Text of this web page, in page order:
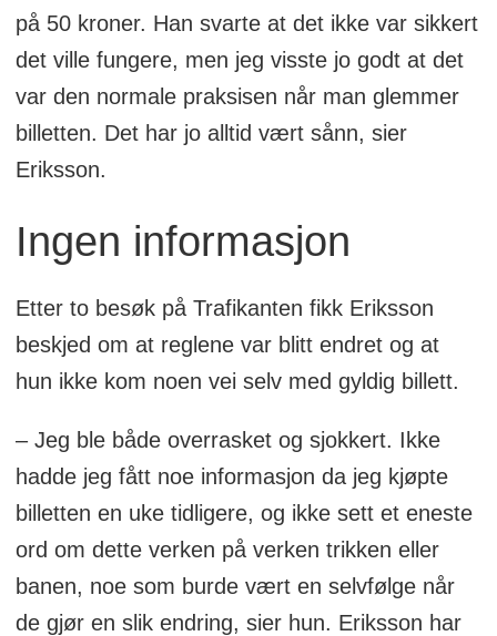
endringer som trer i kraft på billetter
kjøpt etter 1. februar.
på 50 kroner. Han svarte at det ikke var sikkert
det ville fungere, men jeg visste jo godt at det
var den normale praksisen når man glemmer
billetten. Det har jo alltid vært sånn, sier
Eriksson.
Ingen informasjon
Etter to besøk på Trafikanten fikk Eriksson
beskjed om at reglene var blitt endret og at
hun ikke kom noen vei selv med gyldig billett.
– Jeg ble både overrasket og sjokkert. Ikke
hadde jeg fått noe informasjon da jeg kjøpte
billetten en uke tidligere, og ikke sett et eneste
ord om dette verken på verken trikken eller
banen, noe som burde vært en selvfølge når
de gjør en slik endring, sier hun. Eriksson har